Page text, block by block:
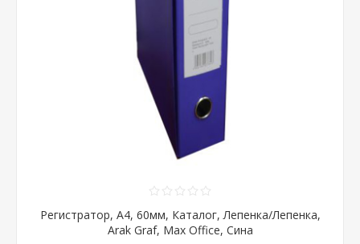
Регистратор, А4, 60мм, Каталог, Лепенка/Лепенка,
Arak Graf, Max Office, Сина